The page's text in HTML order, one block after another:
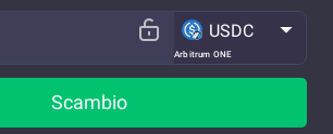
Arbitrum ONE
USDC
Scambio